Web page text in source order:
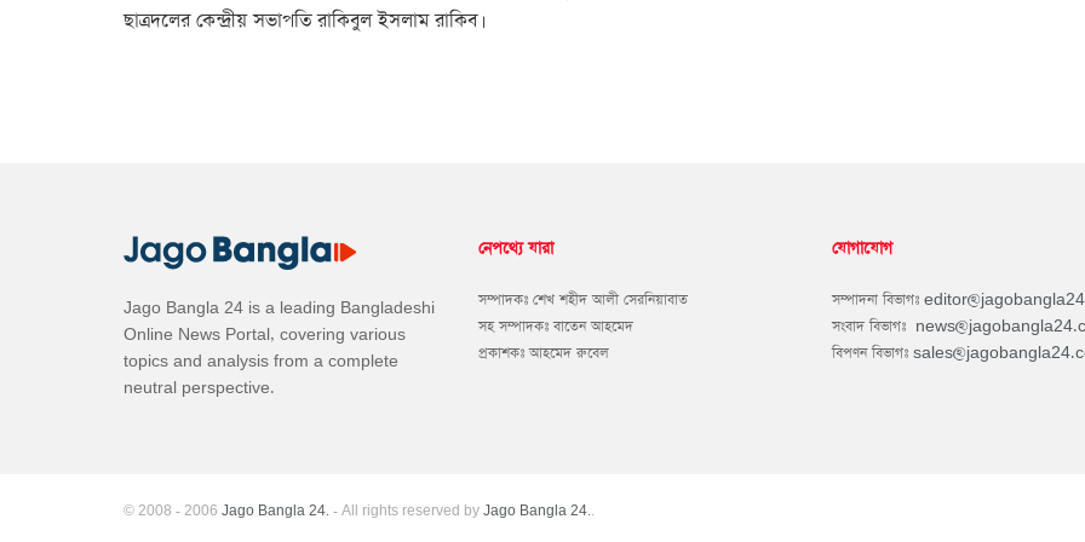
ছাত্রদলের কেন্দ্রীয় সভাপতি রাকিবুল ইসলাম রাকিব।
Jago Bangla 24 is a leading Bangladeshi
Online News Portal, covering various
topics and analysis from a complete
neutral perspective.
নেপথ্যে যারা
সম্পাদকঃ শেখ শহীদ আলী সেরনিয়াবাত
সহ সম্পাদকঃ বাতেন আহমেদ
প্রকাশকঃ আহমেদ রুবেল
যোগাযোগ
সম্পাদনা বিভাগঃ
সংবাদ বিভাগঃ
বিপণন বিভাগঃ
© 2008 - 2006 Jago Bangla 24. - All rights reserved by Jago Bangla 24..